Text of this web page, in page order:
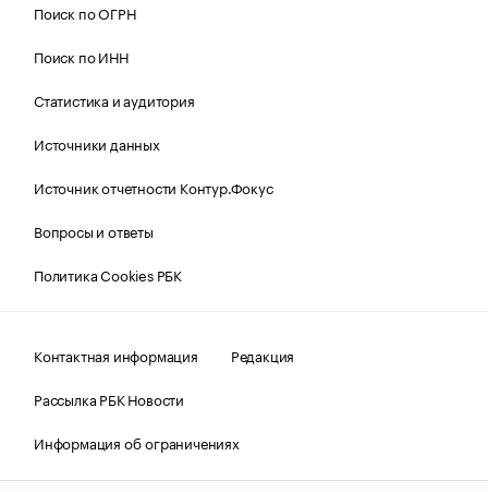
Поиск по ОГРН
Поиск по ИНН
Статистика и аудитория
Источники данных
Источник отчетности Контур.Фокус
Вопросы и ответы
Политика Cookies РБК
Контактная информация
Редакция
Рассылка РБК Новости
Информация об ограничениях
Правовая информация
О соблюдении авторских прав